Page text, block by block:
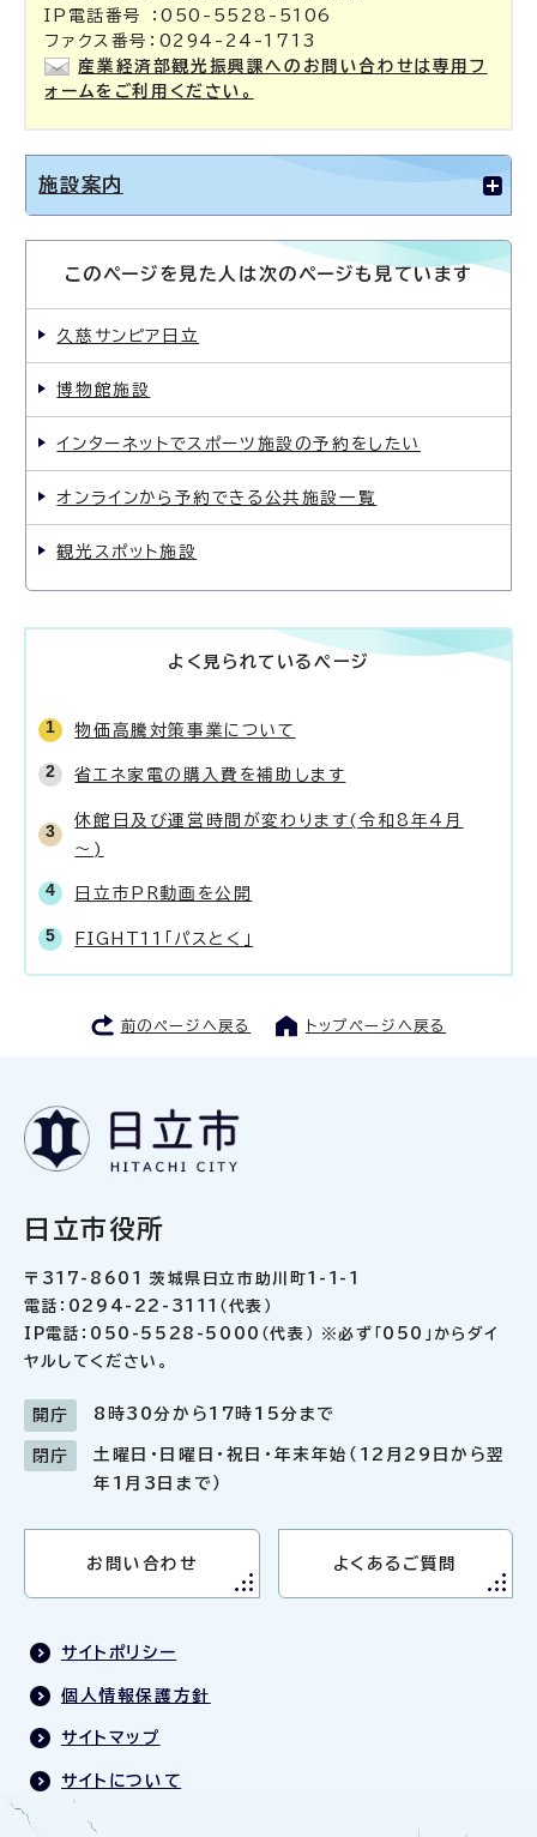
IP電話番号 ：050-5528-5106
ファクス番号：0294-24-1713
産業経済部観光振興課へのお問い合わせは専用フ
ォームをご利用ください。
施設案内
このページを見た人は次のページも見ています
久慈サンピア日立
博物館施設
インターネットでスポーツ施設の予約をしたい
オンラインから予約できる公共施設一覧
観光スポット施設
よく見られているページ
物価高騰対策事業について
省エネ家電の購入費を補助します
休館日及び運営時間が変わります(令和8年4月
～)
日立市PR動画を公開
FIGHT11「パスとく」
前のページへ戻る トップページへ戻る
日立市役所
〒317-8601 茨城県日立市助川町1-1-1
電話：0294-22-3111（代表）
IP電話：050-5528-5000（代表） ※必ず「050」からダイ
ヤルしてください。
開庁 8時30分から17時15分まで
閉庁
土曜日・日曜日・祝日・年末年始（12月29日から翌
年1月3日まで）
お問い合わせ よくあるご質問
サイトポリシー
個人情報保護方針
サイトマップ
サイトについて